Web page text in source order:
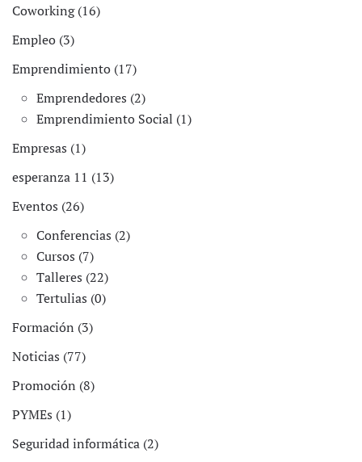
Coworking (16)
Empleo (3)
Emprendimiento (17)
Emprendedores (2)
Emprendimiento Social (1)
Empresas (1)
esperanza 11 (13)
Eventos (26)
Conferencias (2)
Cursos (7)
Talleres (22)
Tertulias (0)
Formación (3)
Noticias (77)
Promoción (8)
PYMEs (1)
Seguridad informática (2)